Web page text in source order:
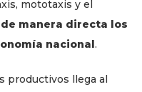
mototaxis y el
manera directa los
nacional.
productivos llega al